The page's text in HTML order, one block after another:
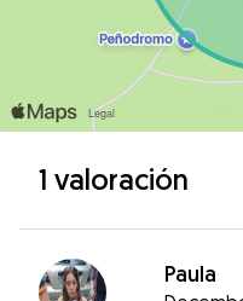
1 valoración
Paula